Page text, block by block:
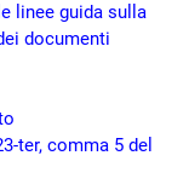
linee guida sulla
documenti
ter, comma 5 del